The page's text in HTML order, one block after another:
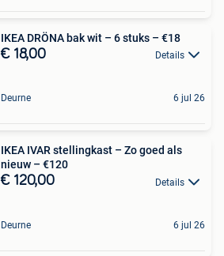
IKEA DRÖNA bak wit – 6 stuks – €18
€ 18,00 Details
Deurne 6 jul 26
IKEA IVAR stellingkast – Zo goed als
nieuw – €120
€ 120,00 Details
Deurne 6 jul 26